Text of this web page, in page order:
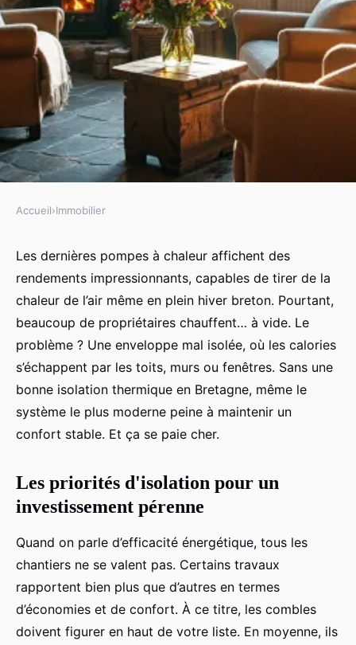
10 astuces pour un confort
thermique optimal en Bretagne
Dulce•18/03/2026 20:59•12 min de lecture
Accueil›Immobilier
Les dernières pompes à chaleur affichent des
rendements impressionnants, capables de tirer de la
chaleur de l’air même en plein hiver breton. Pourtant,
beaucoup de propriétaires chauffent… à vide. Le
problème ? Une enveloppe mal isolée, où les calories
s’échappent par les toits, murs ou fenêtres. Sans une
bonne isolation thermique en Bretagne, même le
système le plus moderne peine à maintenir un
confort stable. Et ça se paie cher.
Les priorités d'isolation pour un
investissement pérenne
Quand on parle d’efficacité énergétique, tous les
chantiers ne se valent pas. Certains travaux
rapportent bien plus que d’autres en termes
d’économies et de confort. À ce titre, les combles
doivent figurer en haut de votre liste. En moyenne, ils